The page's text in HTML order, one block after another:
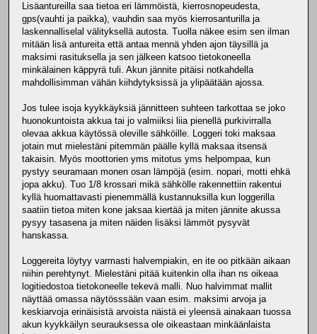
Lisäantureilla saa tietoa eri lämmöistä, kierrosnopeudesta,
gps(vauhti ja paikka), vauhdin saa myös kierrosanturilla ja
laskennalliselal välityksellä autosta. Tuolla näkee esim sen ilman
mitään lisä antureita että antaa mennä yhden ajon täysillä ja
maksimi rasituksella ja sen jälkeen katsoo tietokoneella
minkälainen käppyrä tuli. Akun jännite pitäisi notkahdella
mahdollisimman vähän kiihdytyksissä ja ylipäätään ajossa.
Jos tulee isoja kyykkäyksiä jännitteen suhteen tarkottaa se joko
huonokuntoista akkua tai jo valmiiksi liia pienellä purkivirralla
olevaa akkua käytössä oleville sähköille. Loggeri toki maksaa
jotain mut mielestäni pitemmän päälle kyllä maksaa itsensä
takaisin. Myös moottorien yms mitotus yms helpompaa, kun
pystyy seuramaan monen osan lämpöjä (esim. nopari, motti ehkä
jopa akku). Tuo 1/8 krossari mikä sähkölle rakennettiin rakentui
kyllä huomattavasti pienemmällä kustannuksilla kun loggerilla
saatiin tietoa miten kone jaksaa kiertää ja miten jännite akussa
pysyy tasasena ja miten näiden lisäksi lämmöt pysyvät
hanskassa.
Loggereita löytyy varmasti halvempiakin, en ite oo pitkään aikaan
niihin perehtynyt. Mielestäni pitää kuitenkin olla ihan ns oikeaa
logitiedostoa tietokoneelle tekevä malli. Nuo halvimmat mallit
näyttää omassa näytösssään vaan esim. maksimi arvoja ja
keskiarvoja erinäisistä arvoista näistä ei yleensä ainakaan tuossa
akun kyykkäilyn seurauksessa ole oikeastaan minkäänlaista